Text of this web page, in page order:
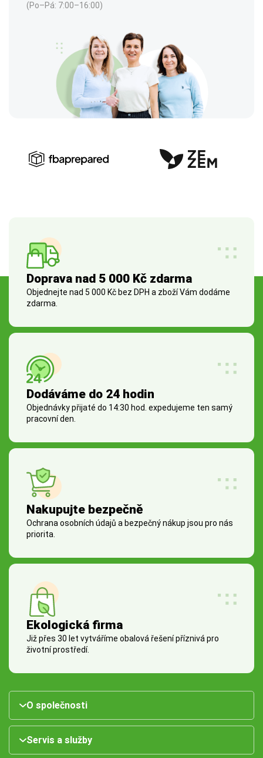
(Po–Pá: 7:00–16:00)
Doprava nad 5 000 Kč zdarma
Objednejte nad 5 000 Kč bez DPH a zboží Vám dodáme
zdarma.
Dodáváme do 24 hodin
Objednávky přijaté do 14:30 hod. expedujeme ten samý
pracovní den.
Nakupujte bezpečně
Ochrana osobních údajů a bezpečný nákup jsou pro nás
priorita.
Ekologická firma
Již přes 30 let vytváříme obalová řešení příznivá pro
životní prostředí.
O společnosti
Servis a služby